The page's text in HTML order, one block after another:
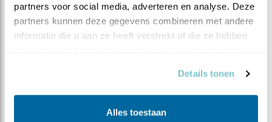
partners voor social media, adverteren en analyse. Deze
partners kunnen deze gegevens combineren met andere
informatie die u aan ze heeft verstrekt of die ze hebben
Details tonen
Alles toestaan